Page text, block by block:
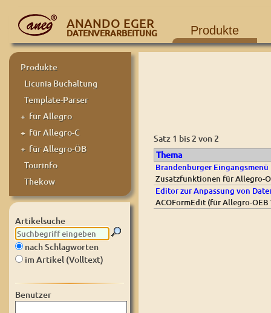
ANANDO EGER
DATENVERARBEITUNG Produkte
Produkte
Licunia Buchaltung
Template-Parser
+ für Allegro
+ für Allegro-C
+ für Allegro-ÖB
Tourinfo
Thekow
Artikelsuche
nach Schlagworten
im Artikel (Volltext)
Benutzer
Satz 1 bis 2 von 2
Thema
Brandenburger
Zusatzfunktionen für Allegro-
Editor zur Anpassung von
ACOFormEdit (für Allegro-OEB